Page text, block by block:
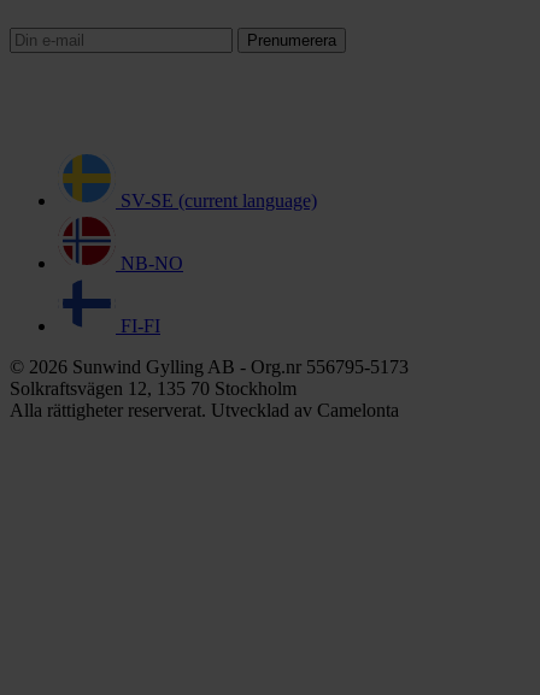
Prenumerera
SV-SE (current language)
NB-NO
FI-FI
© 2026 Sunwind Gylling AB - Org.nr 556795-5173
Solkraftsvägen 12, 135 70 Stockholm
Alla rättigheter reserverat. Utvecklad av Camelonta